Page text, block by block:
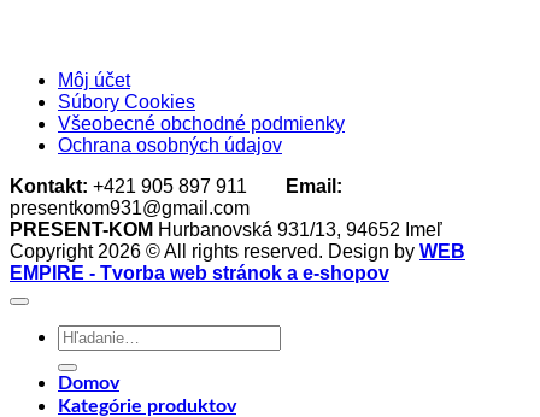
Môj účet
Súbory Cookies
Všeobecné obchodné podmienky
Ochrana osobných údajov
Kontakt: +421 905 897 911
Email:
presentkom931@gmail.com
PRESENT-KOM Hurbanovská 931/13, 94652 Imeľ
Copyright 2026 © All rights reserved. Design by WEB
EMPIRE - Tvorba web stránok a e-shopov
Hľadať:
Domov
Kategórie produktov